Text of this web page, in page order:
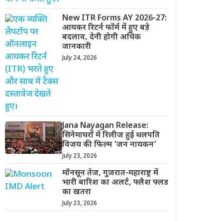
New ITR Forms AY 2026-27:
आयकर रिटर्न फॉर्म में हुए बड़े
बदलाव, देनी होगी अधिक
जानकारी
July 24, 2026
Jana Nayagan Release:
सिनेमाघरों में रिलीज हुई थलपति
विजय की फिल्म ‘जन नायकन’
July 23, 2026
मॉनसून तेज, गुजरात-महाराष्ट्र में
भारी बारिश का अलर्ट, फ्लैश फ्लड
का खतरा
July 23, 2026